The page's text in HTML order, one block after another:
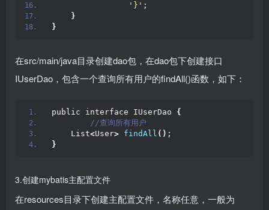
'}' ;
}
}
在src/main/java目录创建dao包，在dao包下创建接口
IUserDao，包含一个查询所有用户的findAll()函数，如下：
public interface IUserDao {
//查询所有用户
    List
<User> findAll () ;
}
3.创建mybatis主配置文件
在resources目录下创建主配置文件，名称任意，一般为